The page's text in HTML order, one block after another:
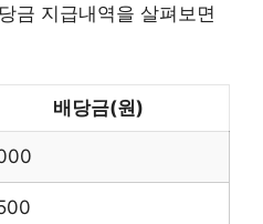
금 지급내역을 살펴보면
배당금(원)